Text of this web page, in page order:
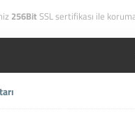
256BitSSL sertifikası ile